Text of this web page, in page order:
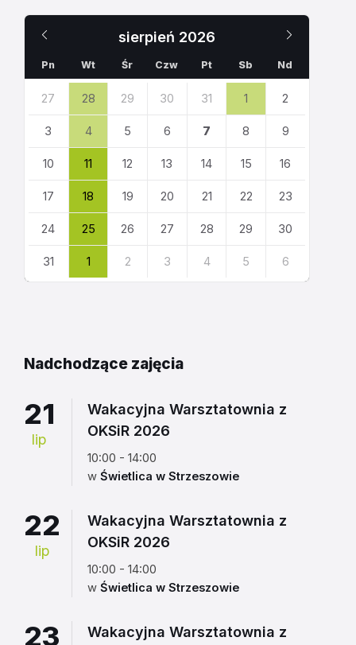
sierpień 2026
miesiąc
Pn Wt Śr Czw Pt Sb Nd
dni
kalendarza
27 28 29 30 31 1 2
3 4 5 6 7 8 9
10 11 12 13 14 15 16
17 18 19 20 21 22 23
24 25 26 27 28 29 30
31 1 2 3 4 5 6
Nadchodzące zajęcia
21
lip
Wakacyjna Warsztatownia z
OKSiR 2026
10:00 - 14:00
w Świetlica w Strzeszowie
22
lip
Wakacyjna Warsztatownia z
OKSiR 2026
10:00 - 14:00
w Świetlica w Strzeszowie
23 Wakacyjna Warsztatownia z